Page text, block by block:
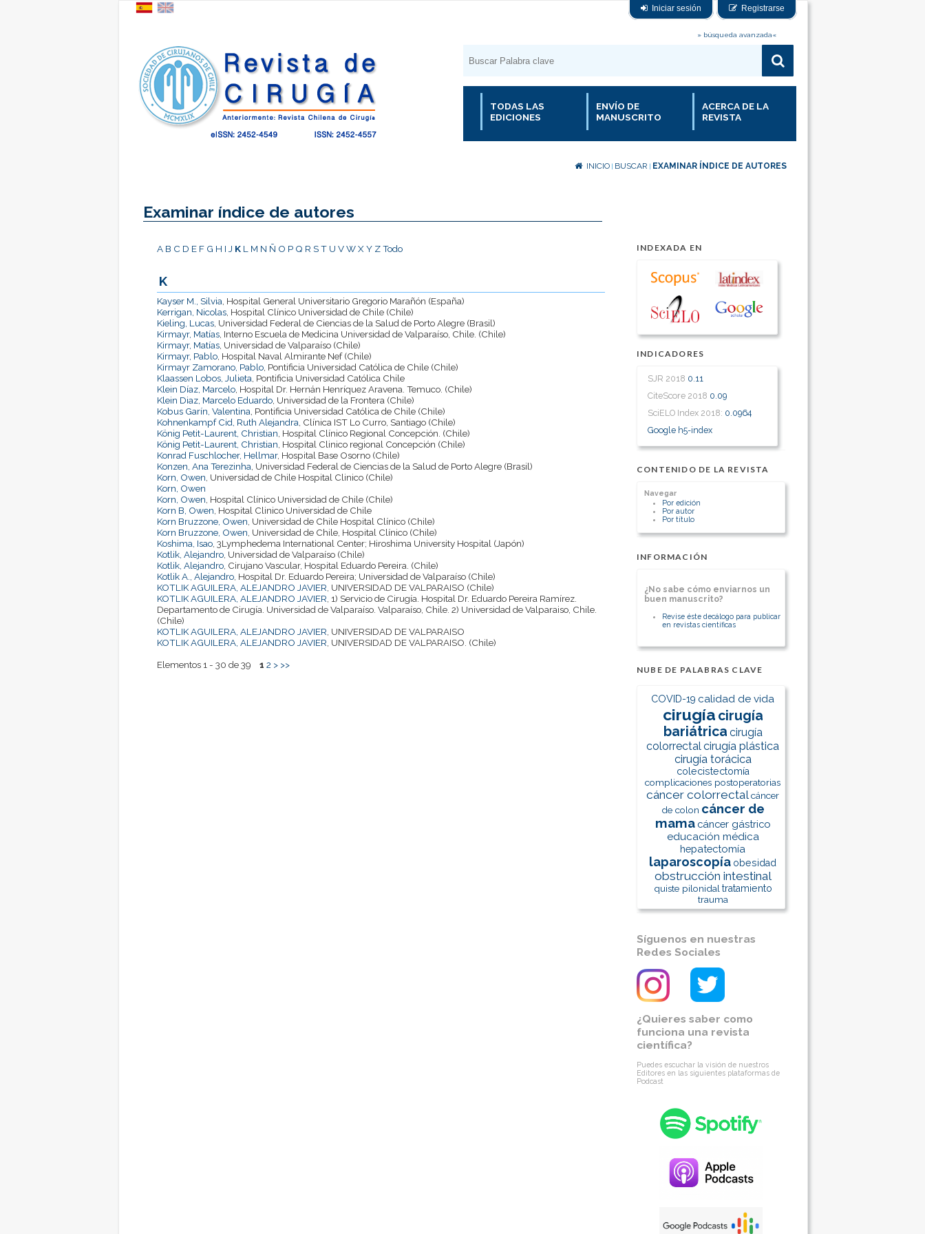
Iniciar sesión Registrarse
» búsqueda avanzada«
TODAS LAS
EDICIONES
ENVÍO DE
MANUSCRITO
ACERCA DE LA
REVISTA
INICIO BUSCAR EXAMINAR ÍNDICE DE AUTORES
INDEXADA EN
INDICADORES
SJR 2018 0.11
CiteScore 2018 0.09
SciELO Index 2018: 0.0964
Google h5-index
CONTENIDO DE LA REVISTA
Navegar
Por edición
Por autor
Por título
INFORMACIÓN
¿No sabe cómo enviarnos un
buen manuscrito?
Revise éste decálogo para publicar
en revistas científicas
NUBE DE PALABRAS CLAVE
COVID-19 calidad de vida
cirugía cirugía
bariátrica cirugía
colorrectalcirugía plástica
cirugía torácica
colecistectomía
complicaciones postoperatorias
cáncer colorrectalcáncer
de colon cáncer de
mama cáncer gástrico
educación médica
hepatectomía
laparoscopía obesidad
obstrucción intestinal
quiste pilonidal tratamiento
trauma
Síguenos en nuestras
Redes Sociales
¿Quieres saber como
funciona una revista
científica?
Puedes escuchar la visión de nuestros
Editores en las siguientes plataformas de
Podcast
Examinar índice de autores
A B C D E F G H I J K L M N Ñ O P Q R ST U VWXY ZTodo
K
Kayser M., Silvia, Hospital General Universitario Gregorio Marañón (España)
Kerrigan, Nicolas, Hospital Clínico Universidad de Chile (Chile)
Kieling, Lucas, Universidad Federal de Ciencias de la Salud de Porto Alegre (Brasil)
Kirmayr, Matías, Interno Escuela de Medicina Universidad de Valparaíso, Chile. (Chile)
Kirmayr, Matías, Universidad de Valparaíso (Chile)
Kirmayr, Pablo, Hospital Naval Almirante Nef (Chile)
Kirmayr Zamorano, Pablo, Pontificia Universidad Católica de Chile (Chile)
Klaassen Lobos, Julieta, Pontificia Universidad Católica Chile
Klein Díaz, Marcelo, Hospital Dr. Hernán Henríquez Aravena. Temuco. (Chile)
Klein Diaz, Marcelo Eduardo, Universidad de la Frontera (Chile)
Kobus Garín, Valentina, Pontificia Universidad Católica de Chile (Chile)
Kohnenkampf Cid, Ruth Alejandra, Clínica IST Lo Curro, Santiago (Chile)
König Petit-Laurent, Christian, Hospital Clínico Regional Concepción. (Chile)
König Petit-Laurent, Christian, Hospital Clinico regional Concepción (Chile)
Konrad Fuschlocher, Hellmar, Hospital Base Osorno (Chile)
Konzen, Ana Terezinha, Universidad Federal de Ciencias de la Salud de Porto Alegre (Brasil)
Korn, Owen, Universidad de Chile Hospital Clinico (Chile)
Korn, Owen
Korn, Owen, Hospital Clínico Universidad de Chile (Chile)
Korn B, Owen, Hospital Clinico Universidad de Chile
Korn Bruzzone, Owen, Universidad de Chile Hospital Clínico (Chile)
Korn Bruzzone, Owen, Universidad de Chile, Hospital Clínico (Chile)
Koshima, Isao, 3Lymphedema International Center; Hiroshima University Hospital (Japón)
Kotlik, Alejandro, Universidad de Valparaíso (Chile)
Kotlik, Alejandro, Cirujano Vascular, Hospital Eduardo Pereira. (Chile)
Kotlik A., Alejandro, Hospital Dr. Eduardo Pereira; Universidad de Valparaíso (Chile)
KOTLIK AGUILERA, ALEJANDRO JAVIER, UNIVERSIDAD DE VALPARAISO (Chile)
KOTLIK AGUILERA, ALEJANDRO JAVIER, 1) Servicio de Cirugía. Hospital Dr. Eduardo Pereira Ramírez.
Departamento de Cirugía. Universidad de Valparaíso. Valparaíso, Chile. 2) Universidad de Valparaiso, Chile.
(Chile)
KOTLIK AGUILERA, ALEJANDRO JAVIER, UNIVERSIDAD DE VALPARAISO
KOTLIK AGUILERA, ALEJANDRO JAVIER, UNIVERSIDAD DE VALPARAISO. (Chile)
Elementos 1 - 30 de 39 1 2 > >>